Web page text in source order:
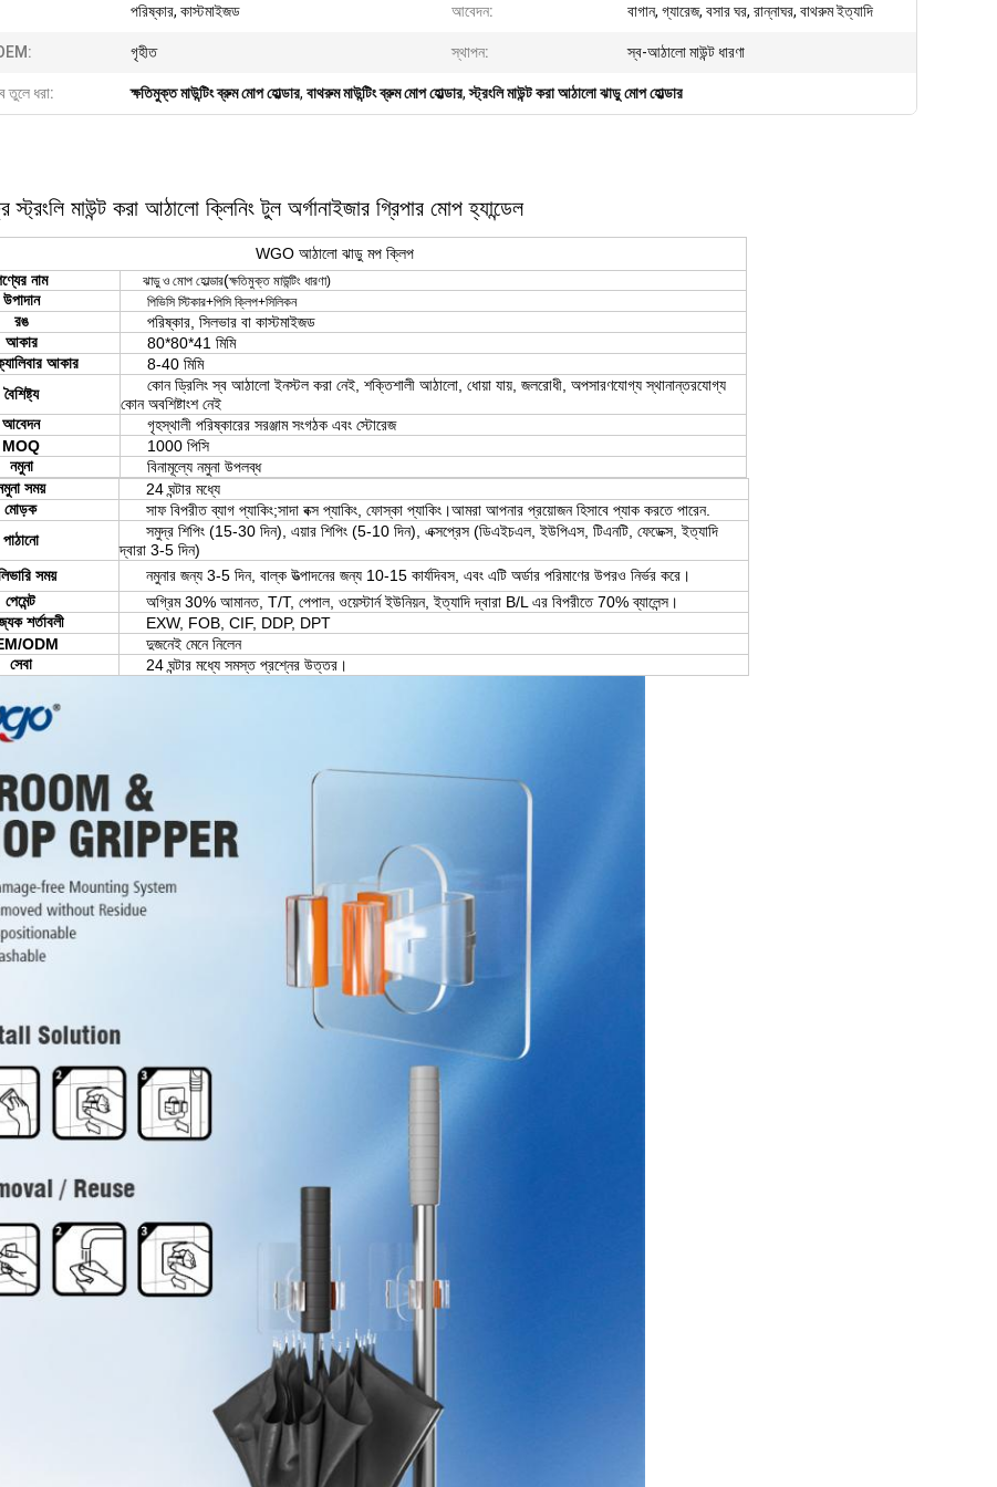
পরিষ্কার, কাস্টমাইজড আবেদন: বাগান, গ্যারেজ, বসার ঘর, রান্নাঘর, বাথরুম ইত্যাদি
গৃহীত স্থাপন: স্ব-আঠালো মাউন্ট ধারণা
তুলে ধরা: ক্ষতিমুক্ত মাউন্টিং ব্রুম মোপ হোল্ডার, বাথরুম মাউন্টিং ব্রুম মোপ হোল্ডার,স্ট্রংলি মাউন্ট করা আঠালো ঝাড়ু মোপ হোল্ডার
স্ট্রংলি মাউন্ট করা আঠালো ক্লিনিং টুল অর্গানাইজার গ্রিপার মোপ হ্যান্ডেল
WGO আঠালো ঝাড়ু মপ ক্লিপ
নাম
ঝাড়ু ও মোপ হোল্ডার(ক্ষতিমুক্ত মাউন্টিং ধারণা)
উপাদান পিভিসি স্টিকার+পিসি ক্লিপ+সিলিকন
রঙ
পরিষ্কার, সিলভার বা কাস্টমাইজড
আকার
80*80*41 মিমি
আকার
8-40 মিমি
বৈশিষ্ট্য
কোন ড্রিলিং স্ব আঠালো ইনস্টল করা নেই, শক্তিশালী আঠালো, ধোয়া যায়, জলরোধী, অপসারণযোগ্য স্থানান্তরযোগ্য
কোন অবশিষ্টাংশ নেই
আবেদন
গৃহস্থালী পরিষ্কারের সরঞ্জাম সংগঠক এবং স্টোরেজ
MOQ
1000 পিসি
নমুনা
বিনামূল্যে নমুনা উপলব্ধ
সময়
24 ঘন্টার মধ্যে
মোড়ক
সাফ বিপরীত ব্যাগ প্যাকিং;সাদা বক্স প্যাকিং, ফোস্কা প্যাকিং।আমরা আপনার প্রয়োজন হিসাবে প্যাক করতে পারেন.
পাঠানো
সমুদ্র শিপিং (15-30 দিন), এয়ার শিপিং (5-10 দিন), এক্সপ্রেস (ডিএইচএল, ইউপিএস, টিএনটি, ফেডেক্স, ইত্যাদি
দ্বারা 3-5 দিন)
সময়
নমুনার জন্য 3-5 দিন, বাল্ক উত্পাদনের জন্য 10-15 কার্যদিবস, এবং এটি অর্ডার পরিমাণের উপরও নির্ভর করে।
পেমেন্ট
অগ্রিম 30% আমানত, T/T, পেপাল, ওয়েস্টার্ন ইউনিয়ন, ইত্যাদি দ্বারা B/L এর বিপরীতে 70% ব্যালেন্স।
শর্তাবলী
EXW, FOB, CIF, DDP, DPT
ODM
দুজনেই মেনে নিলেন
সেবা
24 ঘন্টার মধ্যে সমস্ত প্রশ্নের উত্তর।